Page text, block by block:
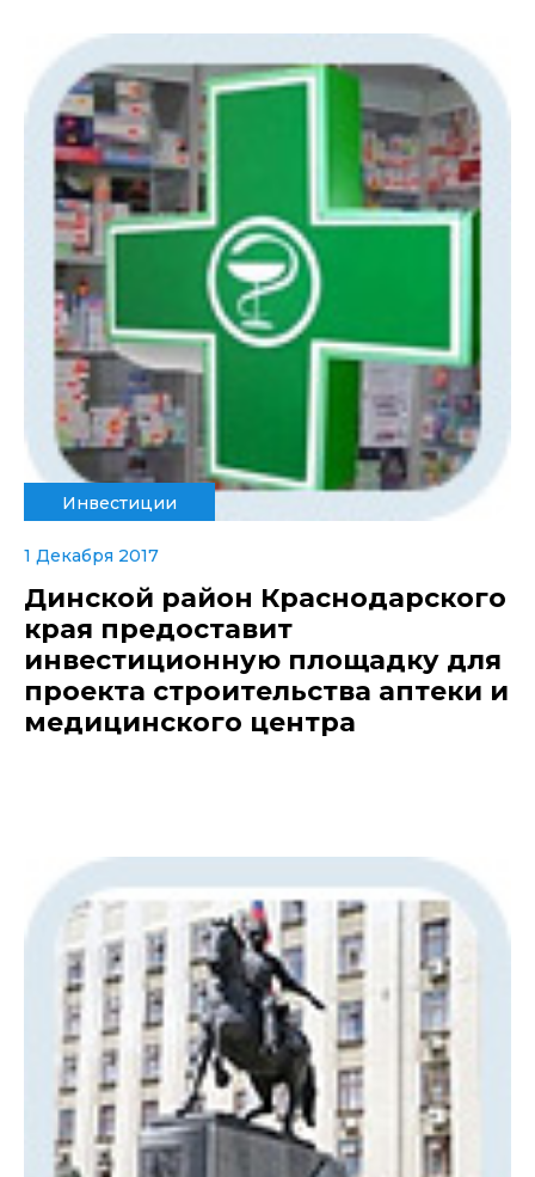
Инвестиции
1 Декабря 2017
Динской район Краснодарского
края предоставит
инвестиционную площадку для
проекта строительства аптеки и
медицинского центра